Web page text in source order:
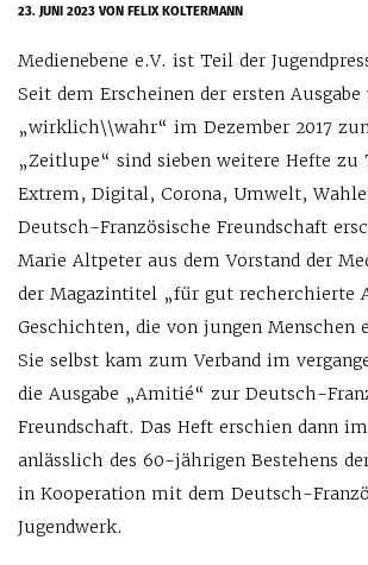
23. JUNI 2023VON FELIX KOLTERMANN
Medienebene e.V. ist Teil der
Seit dem Erscheinen der ersten Ausgabe
„wirklich\\wahr“ im Dezember 2017
„Zeitlupe“ sind sieben weitere Hefte zu
Extrem, Digital, Corona, Umwelt,
Deutsch-Französische Freundschaft
Marie Altpeter aus dem Vorstand der
der Magazintitel „für gut recherchierte
Geschichten, die von jungen Menschen
Sie selbst kam zum Verband im
die Ausgabe „Amitié“ zur Deutsch-
Freundschaft. Das Heft erschien dann
anlässlich des 60-jährigen Bestehens
in Kooperation mit dem Deutsch-
Jugendwerk.